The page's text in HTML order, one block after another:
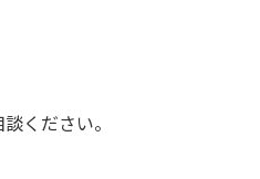
ください。